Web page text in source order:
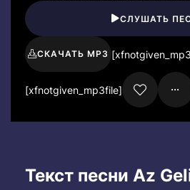
СЛУШАТЬ
СКАЧАТЬ MP3
[xfnotgiven_mp3file]
Текст песни Az